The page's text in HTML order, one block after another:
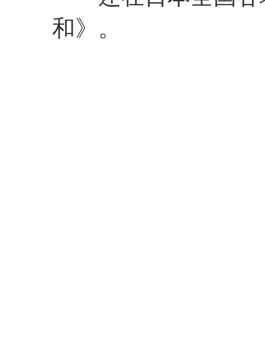
和》。